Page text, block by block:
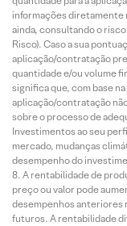
informações diretamente
ainda, consultando o
Risco). Caso a sua
aplicação/contratação
quantidade e/ou volume
significa que, com base
aplicação/contratação
sobre o processo de
Investimentos ao seu
mercado, mudanças
desempenho do
A rentabilidade de
preço ou valor pode
desempenhos anteriores
futuros. A rentabilidade